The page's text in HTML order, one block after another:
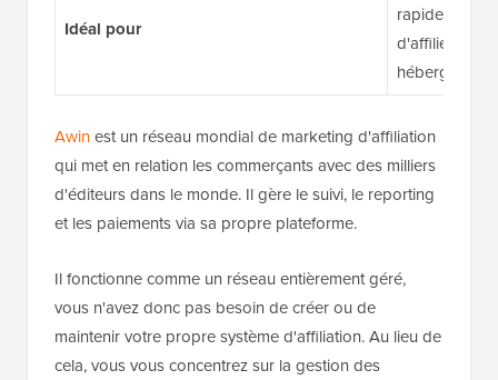
Idéal pour
rapidement
d'affiliés
hébergé.
Awinest un réseau mondial de marketing d'affiliation
qui met en relation les commerçants avec des milliers
d'éditeurs dans le monde. Il gère le suivi, le reporting
et les paiements via sa propre plateforme.
Il fonctionne comme un réseau entièrement géré,
vous n'avez donc pas besoin de créer ou de
maintenir votre propre système d'affiliation. Au lieu de
cela, vous vous concentrez sur la gestion des